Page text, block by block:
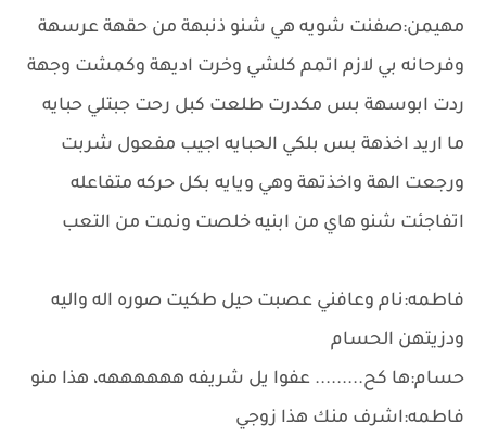
مهيمن:صفنت شويه هي شنو ذنبهة من حقهة عرسهة
وفرحانه بي لازم اتمم كلشي وخرت اديهة وكمشت وجهة
ردت ابوسهة بس مكدرت طلعت كبل رحت جبتلي حبايه
ما اريد اخذهة بس بلكي الحبايه اجيب مفعول شربت
ورجعت الهة واخذتهة وهي ويايه بكل حركه متفاعله
اتفاجئت شنو هاي من ابنيه خلصت ونمت من التعب
فاطمه:نام وعافني عصبت حيل طكيت صوره اله واليه
ودزيتهن الحسام
حسام:ها كح......... عفوا يل شريفه ههههههه، هذا منو
فاطمه:اشرف منك هذا زوجي